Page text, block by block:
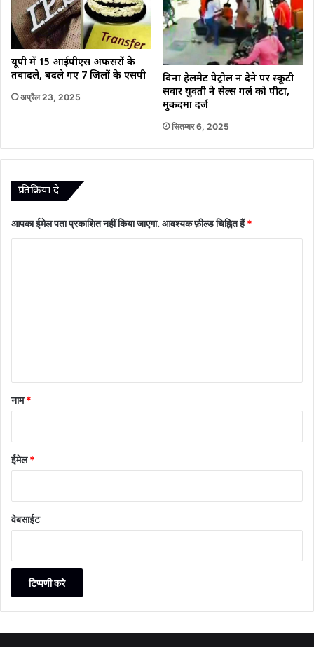
यूपी में 15 आईपीएस अफसरों के
तबादले, बदले गए 7 जिलों के एसपी
अप्रैल 23, 2025
बिना हेलमेट पेट्रोल न देने पर स्कूटी
सवार युवती ने सेल्स गर्ल को पीटा,
मुकदमा दर्ज
सितम्बर 6, 2025
प्रातिक्रिया दे
आपका ईमेल पता प्रकाशित नहीं किया जाएगा. आवश्यक फ़ील्ड चिह्नित हैं*
नाम*
ईमेल*
वेबसाईट